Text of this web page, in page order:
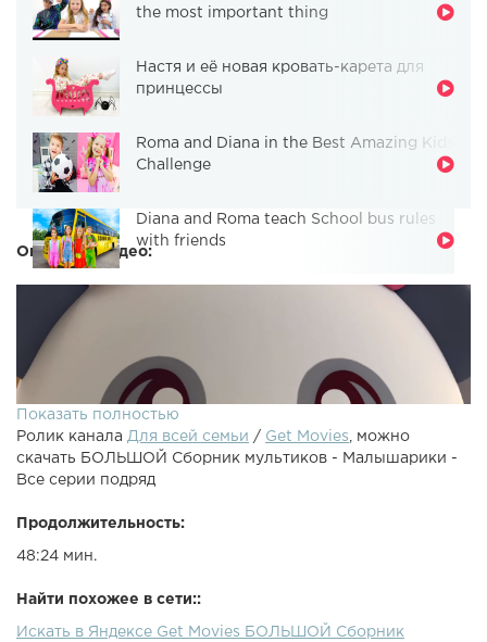
the most important thing
Настя и её новая кровать-карета для
принцессы
Roma and Diana in the Best Amazing Kids
Challenge
Diana and Roma teach School bus rules
with friends
Описание видео:
маленьких:Малышарики Фломастеры Малышарики
Малышарики Робот Малышарики Автобус Малышарики
Показать полностью
Ролик канала Для всей семьи / Get Movies , можно
скачать БОЛЬШОЙ Сборник мультиков - Малышарики -
Все серии подряд
Продолжительность:
48:24 мин.
Найти похожее в сети::
Искать в Яндексе Get Movies БОЛЬШОЙ Сборник